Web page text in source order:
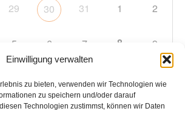
Einwilligung verwalten
zu bieten, verwenden wir Technologien wie
zu speichern und/oder darauf
Technologien zustimmst, können wir Daten
29 30 31 1 2
5 6 7 8 9
12 13 14 15